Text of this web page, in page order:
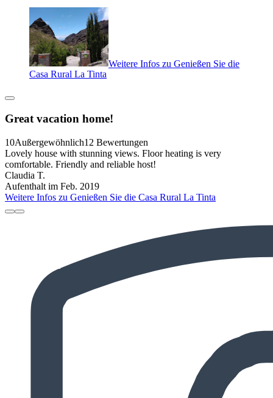
Weitere Infos zu Genießen Sie die
Casa Rural La Tinta
Great vacation home!
10Außergewöhnlich12 Bewertungen
Lovely house with stunning views. Floor heating is very
comfortable. Friendly and reliable host!
Claudia T.
Aufenthalt im Feb. 2019
Weitere Infos zu Genießen Sie die Casa Rural La Tinta